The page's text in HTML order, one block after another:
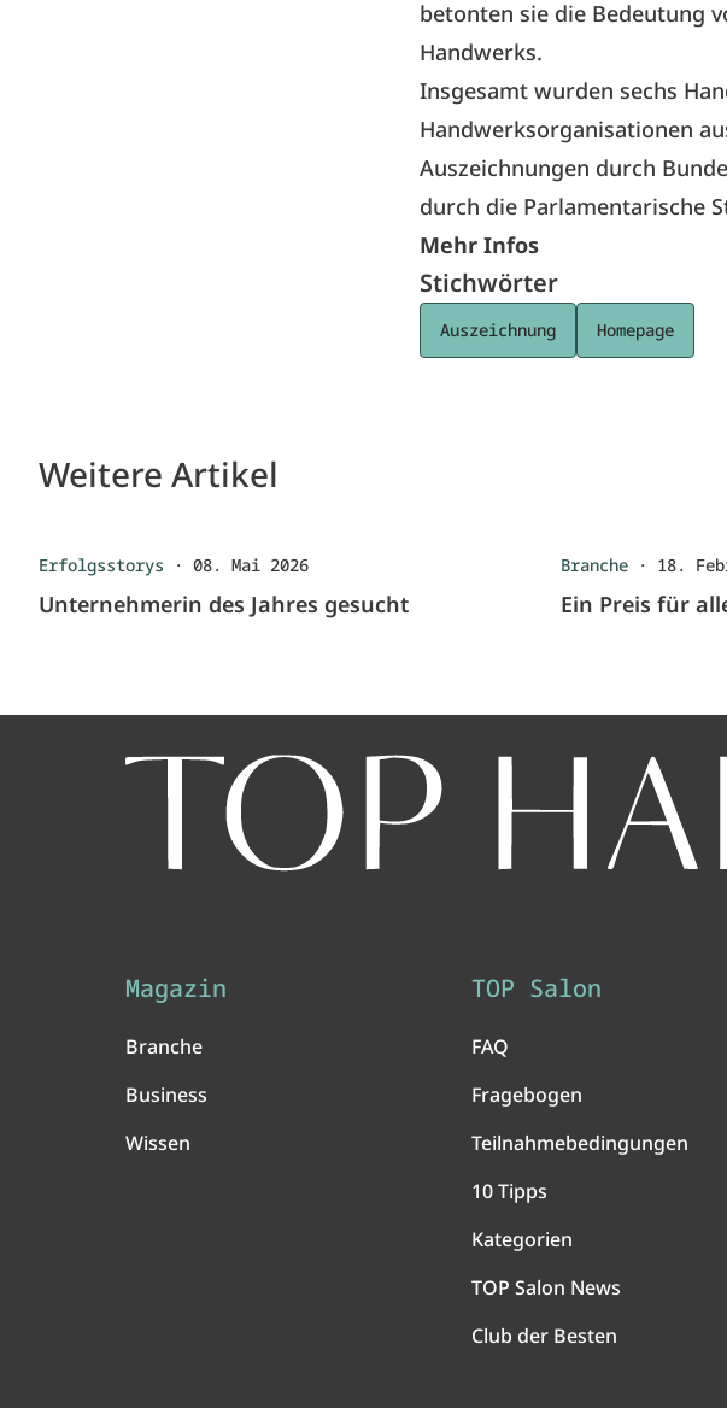
betonten sie die Bedeutung
Handwerks.
Insgesamt wurden sechs
Handwerksorganisationen
Auszeichnungen durch
durch die Parlamentarische
Mehr Infos
Stichwörter
Auszeichnung Homepage
Weitere Artikel
Erfolgsstorys · 08. Mai 2026
Unternehmerin des Jahres gesucht
Branche · 18.
Ein Preis für
Magazin
Branche
Business
Wissen
TOP Salon
FAQ
Fragebogen
Teilnahmebedingungen
10 Tipps
Kategorien
TOP Salon News
Club der Besten